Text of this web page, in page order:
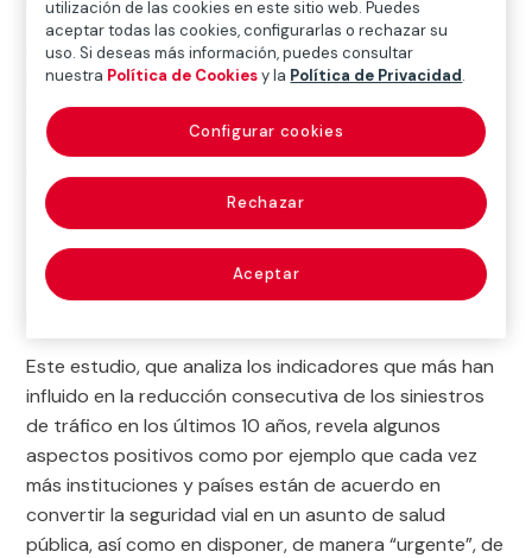
Para entender la magnitud de este problema y analizar
la evolución de la siniestralidad en el mundo en los diez
últimos años, Jesús Monclús, director de Prevención y
Seguridad Vial de Fundación MAPFRE ha presentado el
Seguridad Vial 2011-2020, elaborado junto con
The
George Institute for Global HealthyThe Milken
Institute School of Public Health
de la Universidad de
George Washington (EE. UU.), para la Organización
Este estudio, que analiza los indicadores que más han
influido en la reducción consecutiva de los siniestros
de tráfico en los últimos 10 años, revela algunos
aspectos positivos como por ejemplo que cada vez
más instituciones y países están de acuerdo en
convertir la seguridad vial en un asunto de salud
pública, así como en disponer, de manera “urgente”, de
utilización de las cookies en este sitio web. Puedes
aceptar todas las cookies, configurarlas o rechazar su
uso. Si deseas más información, puedes consultar
nuestra Política de Cookiesy la Política de Privacidad.
Rechazar
Aceptar
Configurar cookies